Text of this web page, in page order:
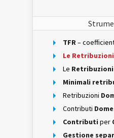
TFR–
Le Retribuzioni
Le Retribuzioni
Minimali
Retribuzioni
Contributi
Contributi per
Gestione